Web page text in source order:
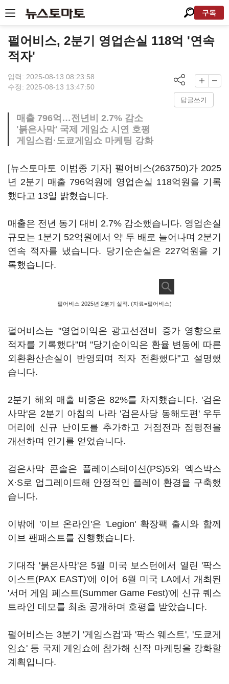
구독
펄어비스, 2분기 영업손실 118억 '연속
적자'
입력: 2025-08-13 08:23:58
수정: 2025-08-13 13:47:50
답글쓰기
매출 796억…전년비 2.7% 감소
'붉은사막' 국제 게임쇼 시연 호평
게임스컴·도쿄게임쇼 마케팅 강화
[뉴스토마토 이범종 기자] 펄어비스(263750)가 2025
년 2분기 매출 796억원에 영업손실 118억원을 기록
했다고 13일 밝혔습니다.
매출은 전년 동기 대비 2.7% 감소했습니다. 영업손실
규모는 1분기 52억원에서 약 두 배로 늘어나며 2분기
연속 적자를 냈습니다. 당기순손실은 227억원을 기
록했습니다.
펄어비스 2025년 2분기 실적. (자료=펄어비스)
펄어비스는 "영업이익은 광고선전비 증가 영향으로
적자를 기록했다"며 "당기순이익은 환율 변동에 따른
외환환산손실이 반영되며 적자 전환했다"고 설명했
습니다.
2분기 해외 매출 비중은 82%를 차지했습니다. '검은
사막'은 2분기 아침의 나라 '검은사당 동해도편' 우두
머리에 신규 난이도를 추가하고 거점전과 점령전을
개선하며 인기를 얻었습니다.
검은사막 콘솔은 플레이스테이션(PS)5와 엑스박스
X·S로 업그레이드해 안정적인 플레이 환경을 구축했
습니다.
이밖에 '이브 온라인'은 'Legion' 확장팩 출시와 함께
이브 팬패스트를 진행했습니다.
기대작 '붉은사막'은 5월 미국 보스턴에서 열린 '팍스
이스트(PAX EAST)'에 이어 6월 미국 LA에서 개최된
'서머 게임 페스트(Summer Game Fest)'에 신규 퀘스
트라인 데모를 최초 공개하며 호평을 받았습니다.
펄어비스는 3분기 '게임스컴'과 '팍스 웨스트', '도쿄게
임쇼' 등 국제 게임쇼에 참가해 신작 마케팅을 강화할
계획입니다.